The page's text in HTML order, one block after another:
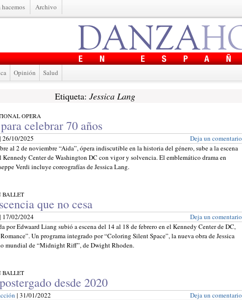
Archivo
Opinión Salud
Etiqueta: Jessica Lang
OPERA
celebrar 70 años
| 26/10/2025
Deja un comentario
al 2 de noviembre “Aida”, ópera indiscutible en la historia del género, sube a la escena
Kennedy Center de Washington DC con vigor y solvencia. El emblemático drama en
Verdi incluye coreografías de Jessica Lang.
BALLET
que no cesa
| 17/02/2024
Deja un comentario
por Edwaard Liang subió a escena del 14 al 18 de febrero en el Kennedy Center de DC,
Un programa integrado por “Coloring Silent Space”, la nueva obra de Jessica
mundial de “Midnight Riff”, de Dwight Rhoden.
BALLET
desde 2020
| 31/01/2022
Deja un comentario